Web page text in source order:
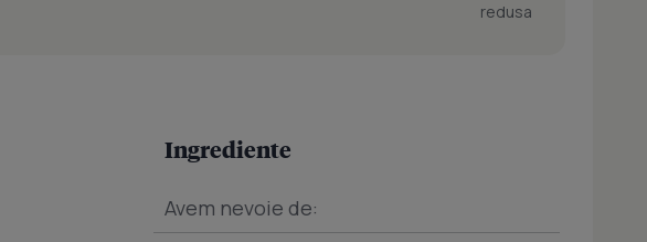
redusa
Ingrediente
Avem nevoie de: